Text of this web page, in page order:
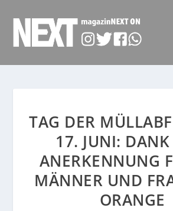
TAG DER
17. JUNI:
ANERKENNUNG
MÄNNER UND
ORANGE